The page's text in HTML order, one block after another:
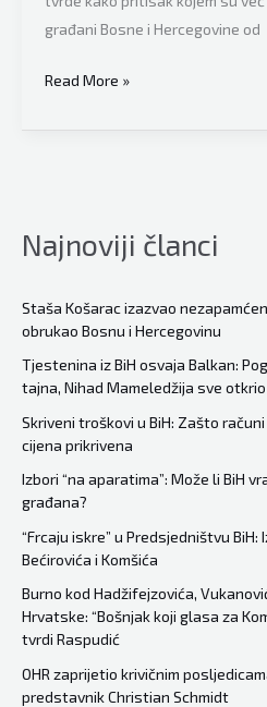
građani Bosne i Hercegovine od
“Vrijeme
da
Stranka
Bosnu
i
Hecegovinu
zove
na
masovne
proteste
ako
OHR
ispuni
želju
HDZ-
a
Read More »
Najnoviji članci
Staša Košarac izazvao
obrukao Bosnu i Hercegovinu
Tjestenina iz BiH osvaja Balkan:
tajna, Nihad Mameledžija sve
Skriveni troškovi u BiH: Zašto
cijena prikrivena
Izbori “na aparatima”: Može li BiH
građana?
“Frcaju iskre” u Predsjedništvu
Bećirovića i Komšića
Burno kod Hadžifejzovića,
Hrvatske: “Bošnjak koji glasa za
tvrdi Raspudić
OHR zaprijetio krivičnim
predstavnik Christian Schmidt